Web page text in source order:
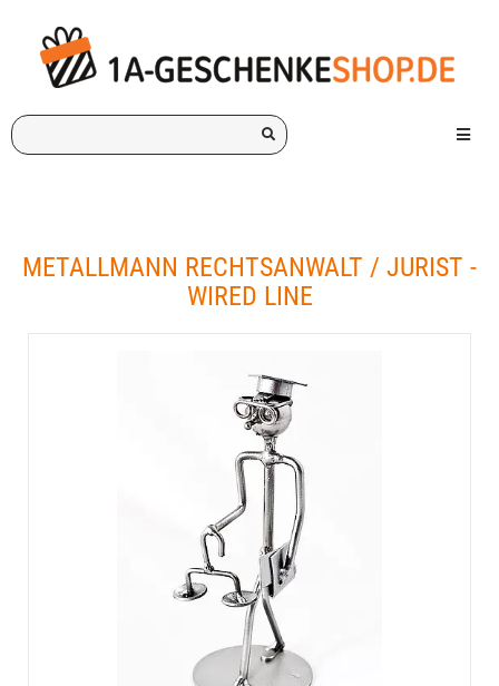
Ich
suche
Menü
METALLMANN RECHTSANWALT / JURIST -
WIRED LINE